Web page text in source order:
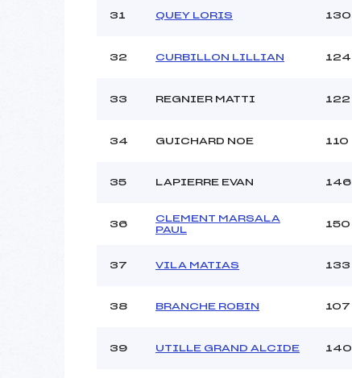
31 QUEY LORIS 130
32 CURBILLON LILLIAN 124
33 REGNIER MATTI 122
34 GUICHARD NOE 110
35 LAPIERRE EVAN 146
36
CLEMENT MARSALA
PAUL
150
37 VILA MATIAS 133
38 BRANCHE ROBIN 107
39 UTILLE GRAND ALCIDE 140